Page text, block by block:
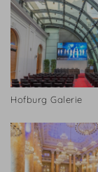
Hofburg Galerie